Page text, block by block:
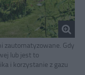
zautomatyzowane. Gdy
lub jest to
i korzystanie z gazu